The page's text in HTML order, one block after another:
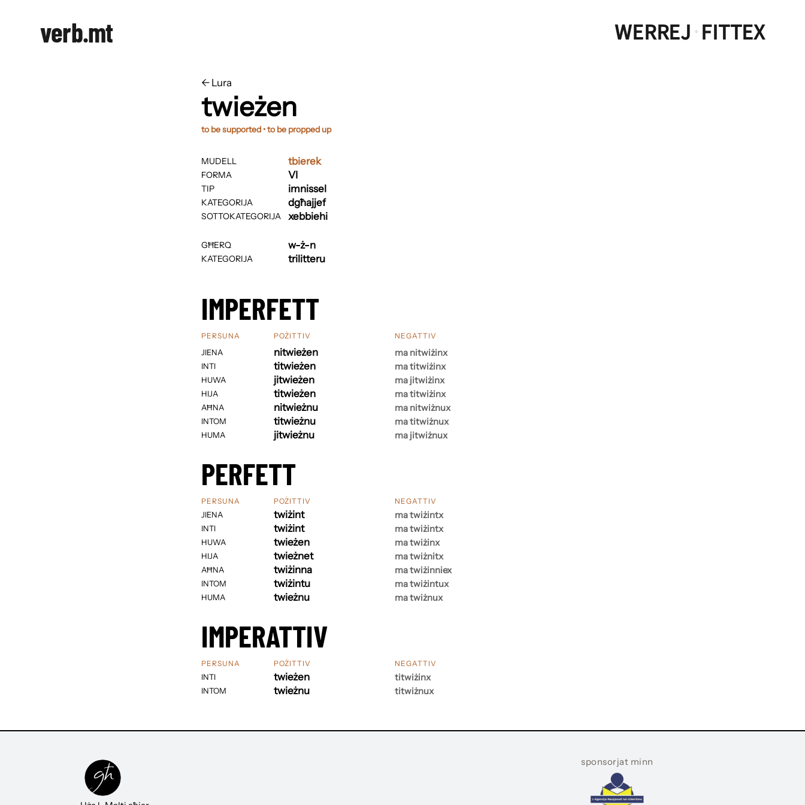
verb.mt WERREJ·FITTEX
← ​​Lura
twieżen
to be supported • to be propped up
MUDELL
FORMA
TIP
KATEGORIJA
SOTTOKATEGORIJA
GĦERQ
KATEGORIJA
tbierek
VI
imnissel
dgħajjef
xebbiehi
w-ż-n
trilitteru
IMPERFETT
PERSUNA
JIENA
INTI
HUWA
HIJA
AĦNA
INTOM
HUMA
POŻITTIV
nitwieżen
titwieżen
jitwieżen
titwieżen
nitwieżnu
titwieżnu
jitwieżnu
NEGATTIV
ma nitwiżinx
ma titwiżinx
ma jitwiżinx
ma titwiżinx
ma nitwiżnux
ma titwiżnux
ma jitwiżnux
PERFETT
PERSUNA
JIENA
INTI
HUWA
HIJA
AĦNA
INTOM
HUMA
POŻITTIV
twiżint
twiżint
twieżen
twieżnet
twiżinna
twiżintu
twieżnu
NEGATTIV
ma twiżintx
ma twiżintx
ma twiżinx
ma twiżnitx
ma twiżinniex
ma twiżintux
ma twiżnux
IMPERATTIV
PERSUNA
INTI
INTOM
POŻITTIV
twieżen
twieżnu
NEGATTIV
titwiżinx
titwiżnux
sponsorjat minn